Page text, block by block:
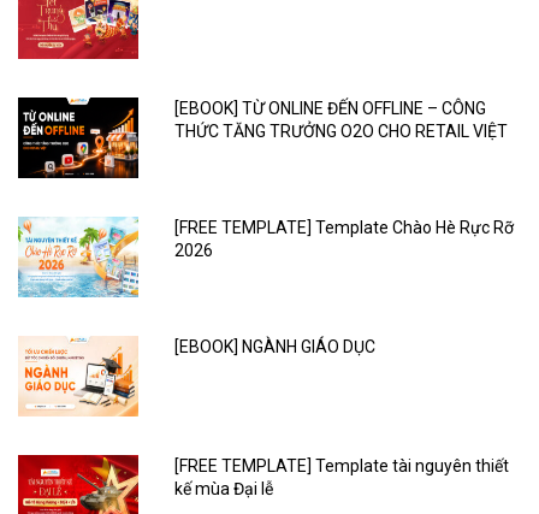
[EBOOK] TỪ ONLINE ĐẾN OFFLINE – CÔNG
THỨC TĂNG TRƯỞNG O2O CHO RETAIL VIỆT
[FREE TEMPLATE] Template Chào Hè Rực Rỡ
2026
[EBOOK] NGÀNH GIÁO DỤC
[FREE TEMPLATE] Template tài nguyên thiết
kế mùa Đại lễ